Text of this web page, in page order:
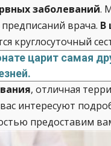
заболеваний.
врача. В
круглосуточный
царит самая
, отличная
интересуют
предоставим